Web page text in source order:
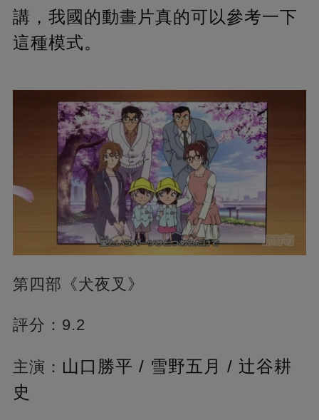
講，我國的動畫片真的可以參考一下
這種模式。
第四部《犬夜叉》
評分：9.2
主演： 山口勝平 / 雪野五月 / 辻谷耕
史